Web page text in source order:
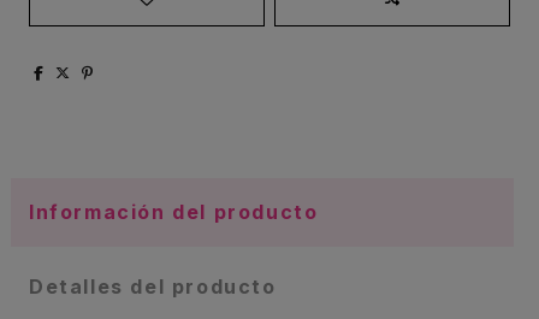
Información del producto
Detalles del producto